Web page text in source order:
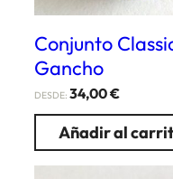
Conjunto
Gancho
DESDE: 34,00€
Añadir al